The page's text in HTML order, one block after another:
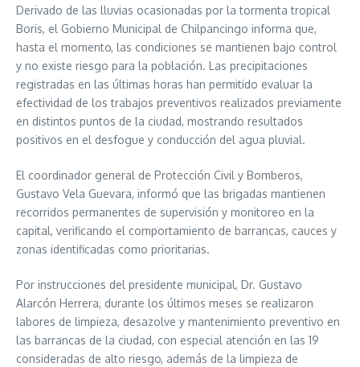
Derivado de las lluvias ocasionadas por la tormenta tropical
Boris, el Gobierno Municipal de Chilpancingo informa que,
hasta el momento, las condiciones se mantienen bajo control
y no existe riesgo para la población. Las precipitaciones
registradas en las últimas horas han permitido evaluar la
efectividad de los trabajos preventivos realizados previamente
en distintos puntos de la ciudad, mostrando resultados
positivos en el desfogue y conducción del agua pluvial.
El coordinador general de Protección Civil y Bomberos,
Gustavo Vela Guevara, informó que las brigadas mantienen
recorridos permanentes de supervisión y monitoreo en la
capital, verificando el comportamiento de barrancas, cauces y
zonas identificadas como prioritarias.
Por instrucciones del presidente municipal, Dr. Gustavo
Alarcón Herrera, durante los últimos meses se realizaron
labores de limpieza, desazolve y mantenimiento preventivo en
las barrancas de la ciudad, con especial atención en las 19
consideradas de alto riesgo, además de la limpieza de